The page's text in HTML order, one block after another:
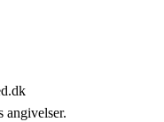
angivelser.